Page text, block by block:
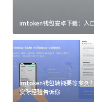
imtoken钱包安卓下载：入
imtoken钱包转钱要等多久？
实际经验告诉你